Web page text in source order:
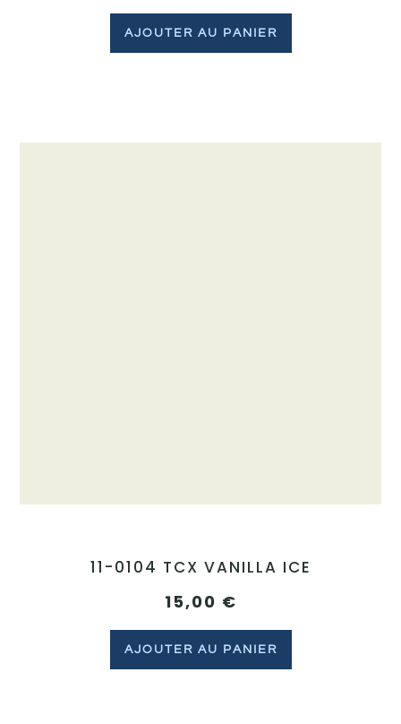
AJOUTER AU PANIER
11-0104 TCX VANILLA ICE
15,00 €
AJOUTER AU PANIER